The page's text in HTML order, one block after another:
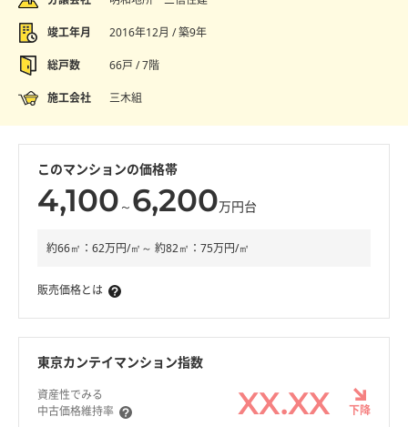
竣工年月 2016年12月 / 築9年
総戸数 66戸 / 7階
施工会社 三木組
このマンションの価格帯
4,100 ～ 6,200万円台
約66㎡：62万円/㎡～ 約82㎡：75万円/㎡
販売価格とは
東京カンテイマンション指数
資産性でみる
中古価格維持率
XX.XX 下降